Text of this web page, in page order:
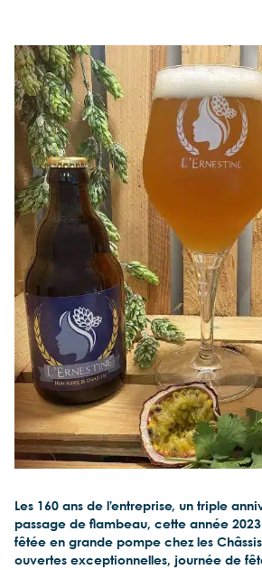
Les 160 ans de l’entreprise, un triple
passage de flambeau, cette année
fêtée en grande pompe chez les Châssis
ouvertes exceptionnelles, journée de